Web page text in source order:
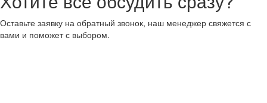
Оставьте заявку на обратный звонок, наш менеджер свяжется с
вами и поможет с выбором.